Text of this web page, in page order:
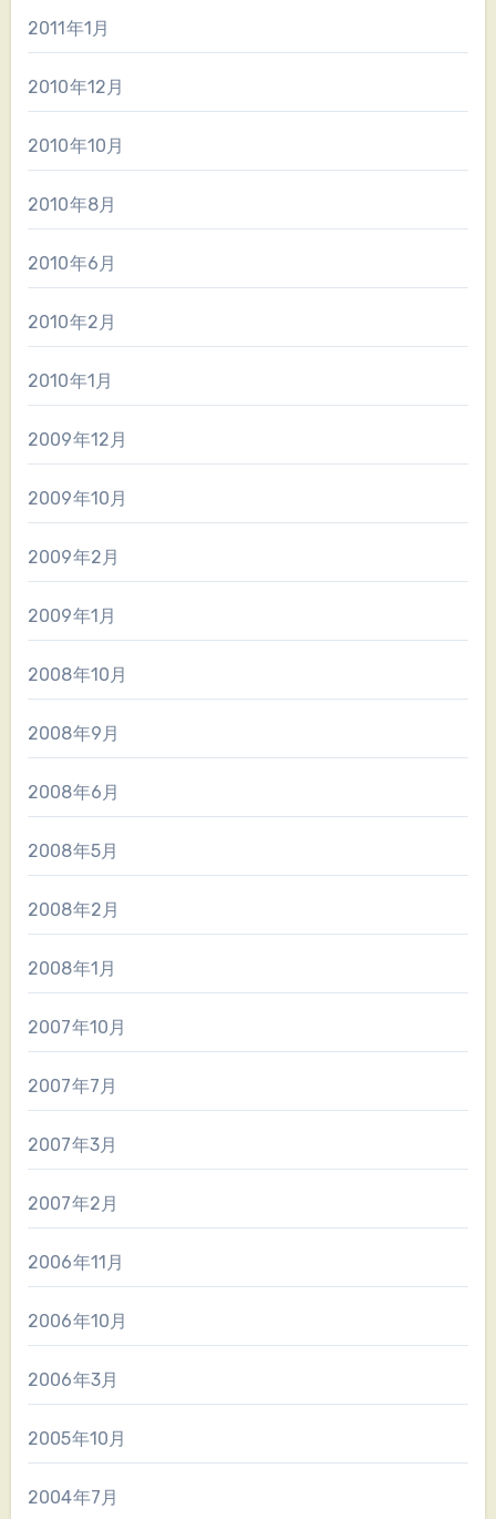
2011年1月
2010年12月
2010年10月
2010年8月
2010年6月
2010年2月
2010年1月
2009年12月
2009年10月
2009年2月
2009年1月
2008年10月
2008年9月
2008年6月
2008年5月
2008年2月
2008年1月
2007年10月
2007年7月
2007年3月
2007年2月
2006年11月
2006年10月
2006年3月
2005年10月
2004年7月